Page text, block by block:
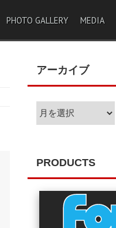
PHOTO GALLERY MEDIA
アーカイブ
PRODUCTS